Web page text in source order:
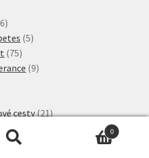
66
produktů
55
7575
produktů
99
cesty 2121
0